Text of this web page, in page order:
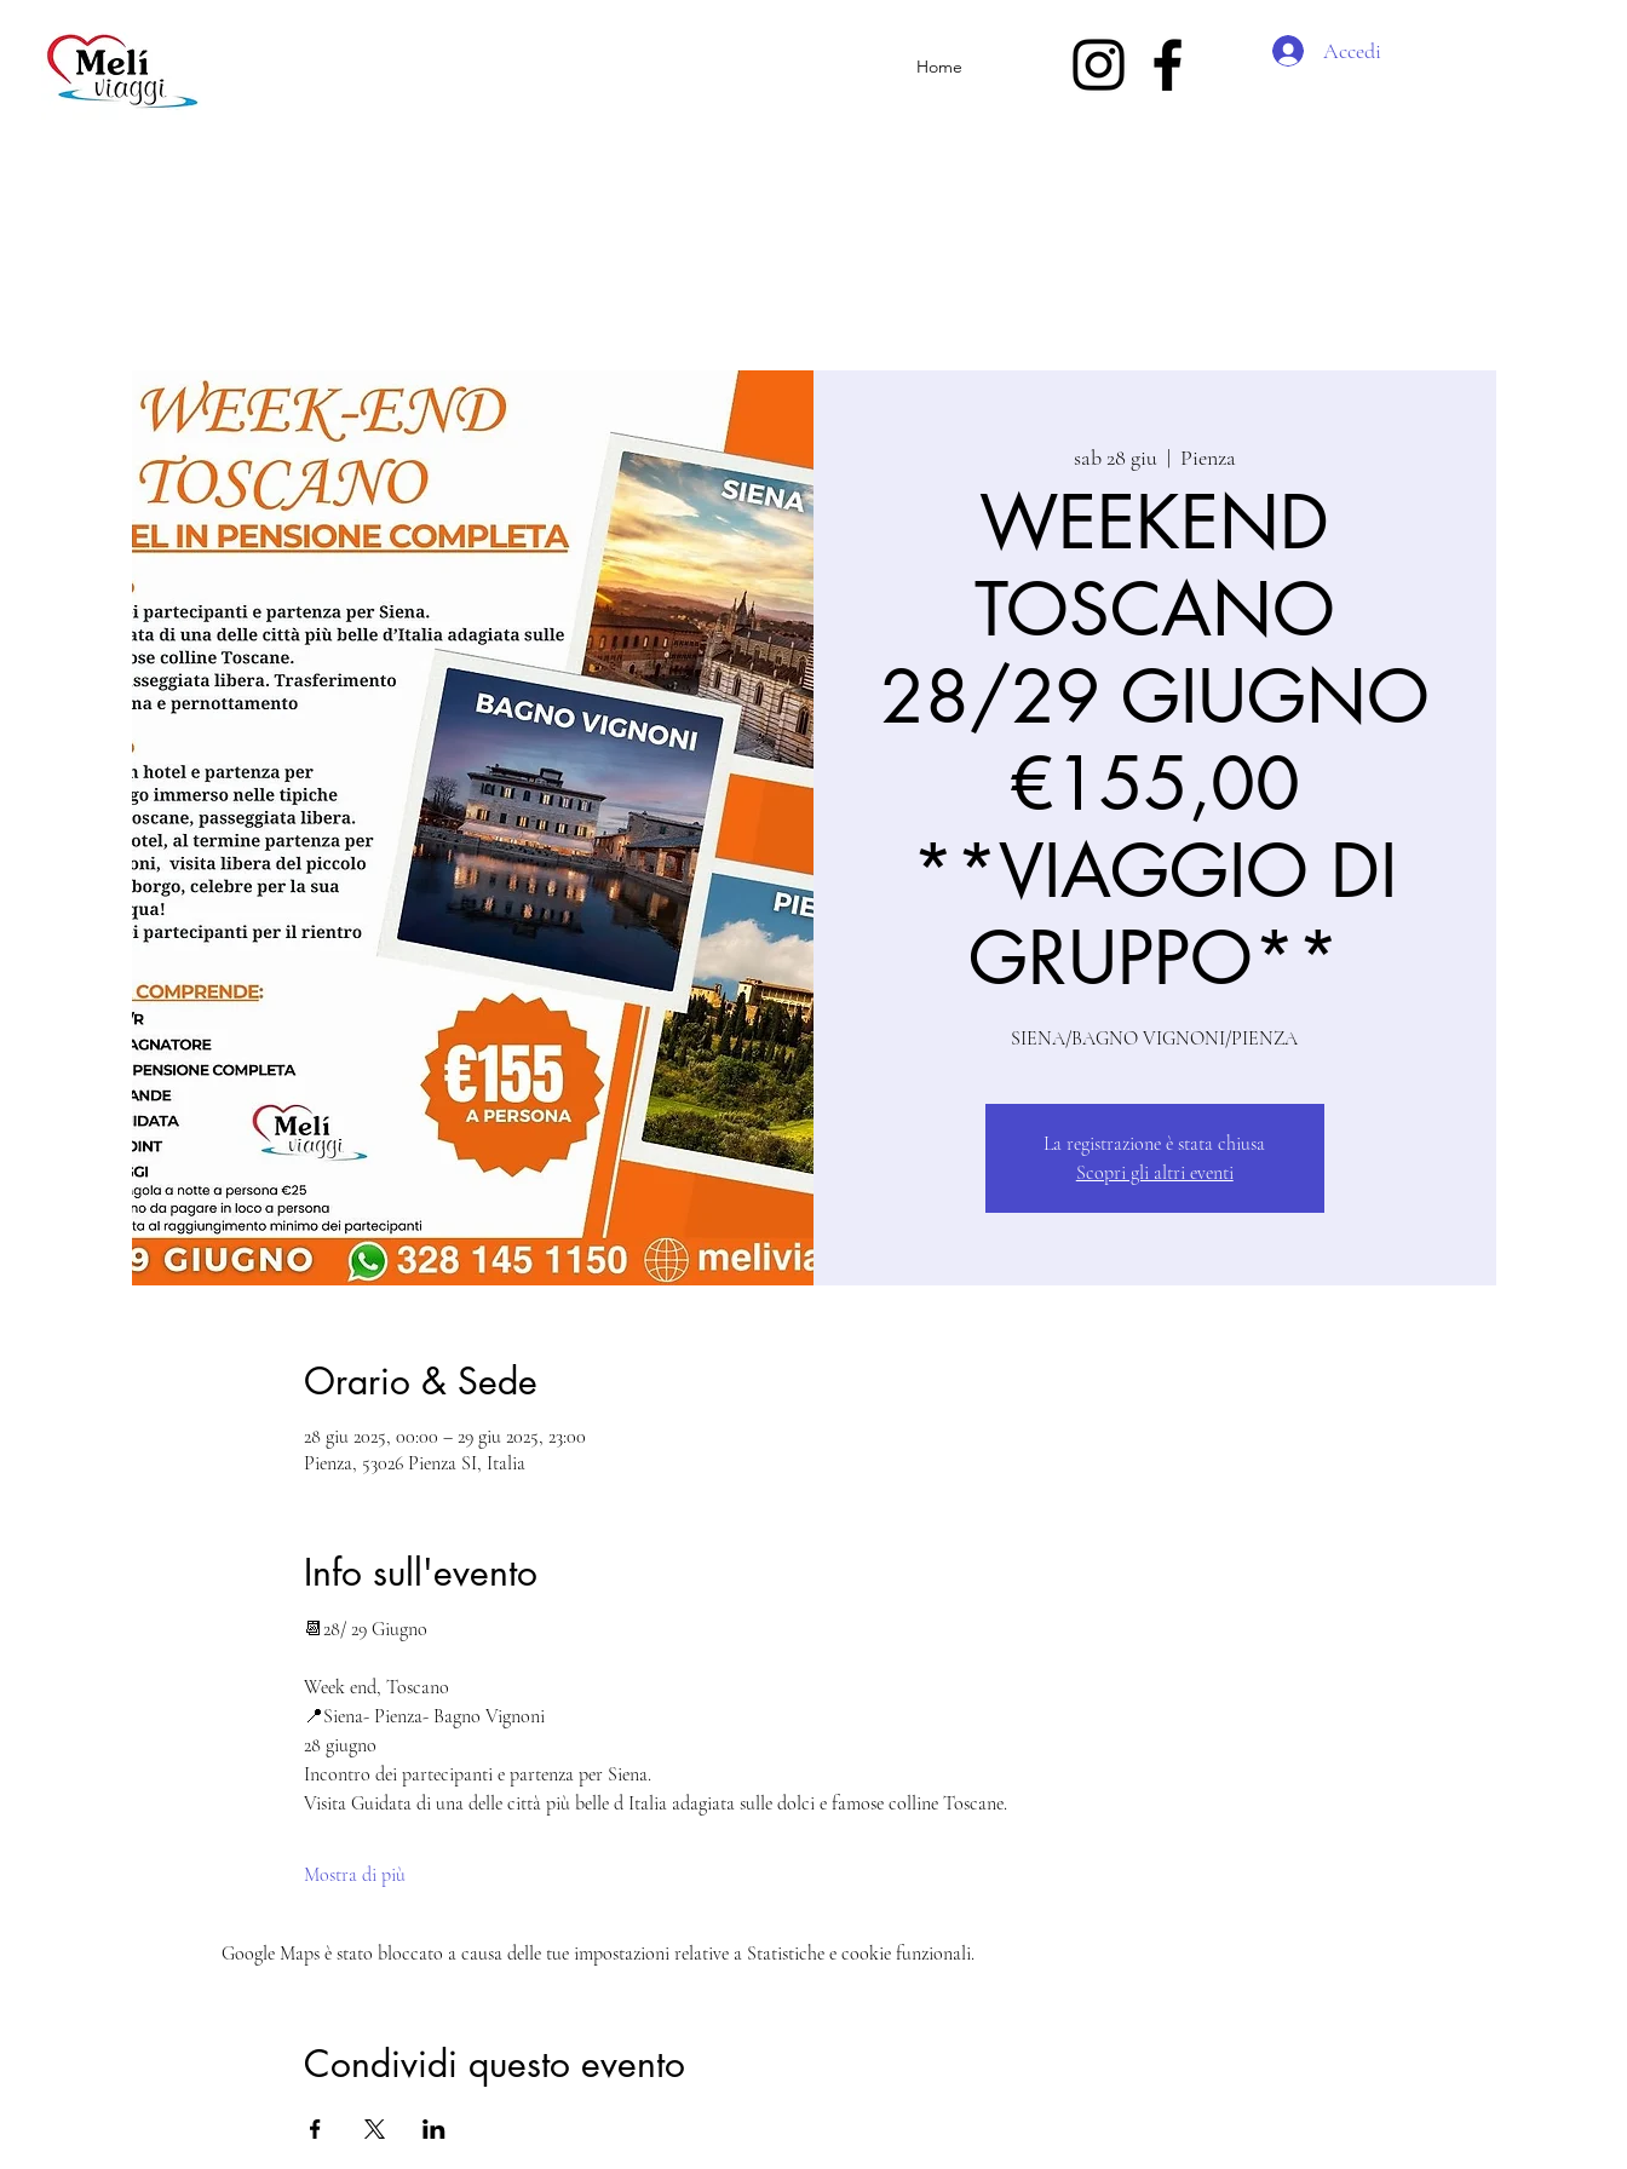
Home
Accedi
sab 28 giu
  |
Pienza
WEEKEND
TOSCANO
28/29 GIUGNO
€155,00
**VIAGGIO DI
GRUPPO**
SIENA/BAGNO VIGNONI/PIENZA
La registrazione è stata chiusa
Scopri gli altri eventi
Orario & Sede
28 giu 2025, 00:00 – 29 giu 2025, 23:00
Pienza, 53026 Pienza SI, Italia
Info sull'evento
📆28/ 29 Giugno
Week end, Toscano
📍Siena- Pienza- Bagno Vignoni
28 giugno
Incontro dei partecipanti e partenza per Siena.
Visita Guidata di una delle città più belle d Italia adagiata sulle dolci e famose colline Toscane.
Mostra di più
Google Maps è stato bloccato a causa delle tue impostazioni relative a Statistiche e cookie funzionali.
Condividi questo evento